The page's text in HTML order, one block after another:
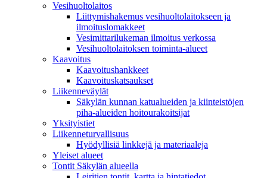
Vesihuoltolaitos
Liittymishakemus vesihuoltolaitokseen ja
ilmoituslomakkeet
Vesimittarilukeman ilmoitus verkossa
Vesihuoltolaitoksen toiminta-alueet
Kaavoitus
Kaavoitushankkeet
Kaavoituskatsaukset
Liikenneväylät
Säkylän kunnan katualueiden ja kiinteistöjen
piha-alueiden hoitourakoitsijat
Yksityistiet
Liikenneturvallisuus
Hyödyllisiä linkkejä ja materiaaleja
Yleiset alueet
Tontit Säkylän alueella